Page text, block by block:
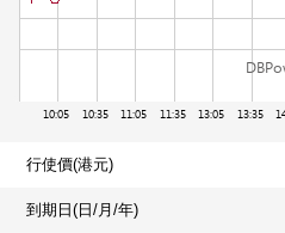
行使價(港元)
到期日(日/月/年)